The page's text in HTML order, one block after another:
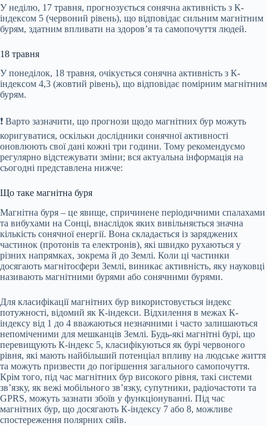
У неділю, 17 травня, прогнозується сонячна активність з К-
індексом 5 (червоний рівень), що відповідає сильним магнітним
бурям, здатним впливати на здоров’я та самопочуття людей.
18 травня
У понеділок, 18 травня, очікується сонячна активність з К-
індексом 4,3 (жовтий рівень), що відповідає помірним магнітним
бурям.
❗️ Варто зазначити, що прогнози щодо магнітних бур можуть
коригуватися, оскільки дослідники сонячної активності
оновлюють свої дані кожні три години. Тому рекомендуємо
регулярно відстежувати зміни; вся актуальна інформація на
сьогодні представлена нижче:
Що таке магнітна буря
Магнітна буря – це явище, спричинене періодичними спалахами
та вибухами на Сонці, внаслідок яких вивільняється значна
кількість сонячної енергії. Вона складається із заряджених
частинок (протонів та електронів), які швидко рухаються у
різних напрямках, зокрема й до Землі. Коли ці частинки
досягають магнітосфери Землі, виникає активність, яку науковці
називають магнітними бурями або сонячними бурями.
Для класифікації магнітних бур використовується індекс
потужності, відомий як К-індекси. Відхилення в межах К-
індексу від 1 до 4 вважаються незначними і часто залишаються
непоміченими для мешканців Землі. Будь-які магнітні бурі, що
перевищують К-індекс 5, класифікуються як бурі червоного
рівня, які мають найбільший потенціал впливу на людське життя
та можуть призвести до погіршення загального самопочуття.
Крім того, під час магнітних бур високого рівня, такі системи
зв’язку, як вежі мобільного зв’язку, супутники, радіочастоти та
GPRS, можуть зазнати збоїв у функціонуванні. Під час
магнітних бур, що досягають К-індексу 7 або 8, можливе
спостереження полярних сяйв.